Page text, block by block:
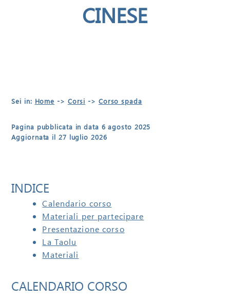
CINESE
Sei in: Home -> Corsi -> Corso spada
Pagina pubblicata in data 6 agosto 2025
Aggiornata il 27 luglio 2026
INDICE
Calendario corso
Materiali per partecipare
Presentazione corso
La Taolu
Materiali
CALENDARIO CORSO